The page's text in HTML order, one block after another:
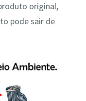
original,
pode sair de